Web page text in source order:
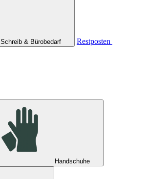
Schreib & Bürobedarf
Restposten
Handschuhe